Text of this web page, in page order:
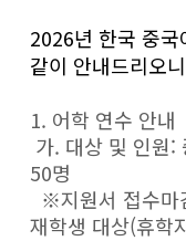
2026년 한국 중
같이 안내드리오
1. 어학 연수 안내
가. 대상 및 인원:
50명
※지원서 접수마
재학생 대상(휴학